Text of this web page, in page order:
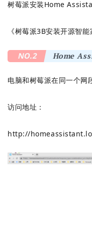
树莓派安装Home
《树莓派3B安装开源智
NO.2 Home
电脑和树莓派在同一个网
访问地址：
http://